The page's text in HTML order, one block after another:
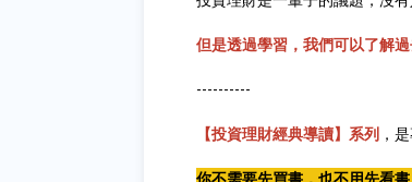
但是透過學習，我們可以了解
----------
【投資理財經典導讀】系列 ，